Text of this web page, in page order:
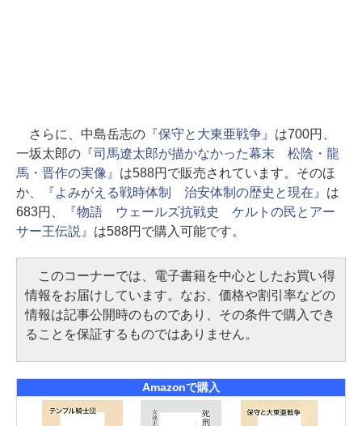
さらに、中島岳志の『保守と大東亜戦争』 は700円、
一坂太郎の『司馬遼太郎が描かなかった幕末 松陰・龍
馬・晋作の実像』 は588円で販売されています。そのほ
か、
『よみがえる戦時体制 治安体制の歴史と現在』 は
683円、
『物語 ウェールズ抗戦史 ケルトの民とアー
サー王伝説』 は588円で購入可能です。
このコーナーでは、電子書籍を中心としたお買い得
情報をお届けしています。なお、価格や割引率などの
情報は記事公開時のものであり、その条件で購入でき
ることを保証するものではありません。
Amazonで購入